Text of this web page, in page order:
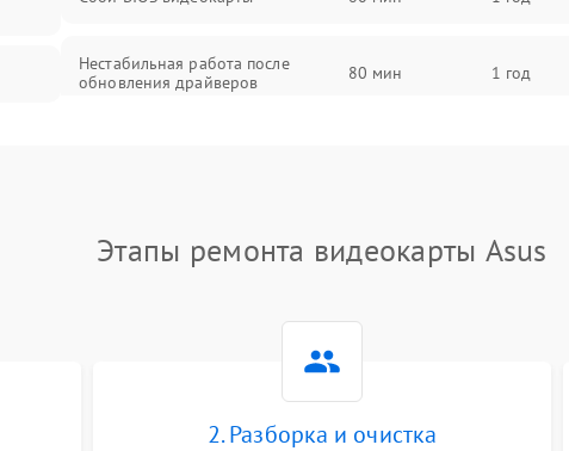
Нестабильная работа после
обновления драйверов
80 мин 1 год
Этапы ремонта видеокарты Asus
2. Разборка и очистка